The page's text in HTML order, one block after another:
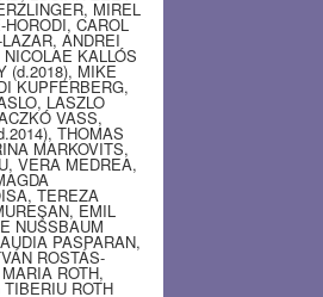
MIREL
CAROL
ANDREI
KALLÓS
(d.2018), MIKE
KUPFERBERG,
LASZLO
VASS,
THOMAS
MARKOVITS,
VERA MEDREA,
TEREZA
EMIL
NUSSBAUM
PASPARAN,
ROSTÁS-
ROTH,
ROTH